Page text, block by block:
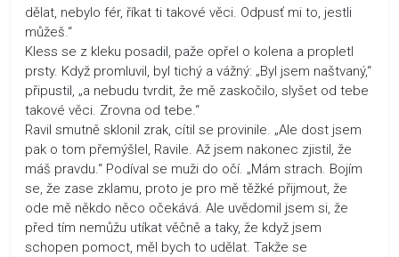
dělat, nebylo fér, říkat ti takové věci. Odpusť mi to, jestli
můžeš.“
Kless se z kleku posadil, paže opřel o kolena a propletl
prsty. Když promluvil, byl tichý a vážný: „Byl jsem naštvaný,“
připustil, „a nebudu tvrdit, že mě zaskočilo, slyšet od tebe
takové věci. Zrovna od tebe.“
Ravil smutně sklonil zrak, cítil se provinile. „Ale dost jsem
pak o tom přemýšlel, Ravile. Až jsem nakonec zjistil, že
máš pravdu.“ Podíval se muži do očí. „Mám strach. Bojím
se, že zase zklamu, proto je pro mě těžké přijmout, že
ode mě někdo něco očekává. Ale uvědomil jsem si, že
před tím nemůžu utíkat věčně a taky, že když jsem
schopen pomoct, měl bych to udělat. Takže se